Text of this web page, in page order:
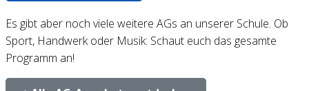
Es gibt aber noch viele weitere AGs an unserer Schule. Ob
Sport, Handwerk oder Musik: Schaut euch das gesamte
Programm an!